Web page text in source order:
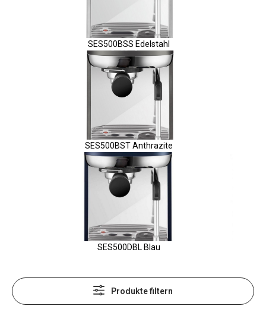
SES500BSS Edelstahl
SES500BST Anthrazite
SES500DBL Blau
Produkte filtern